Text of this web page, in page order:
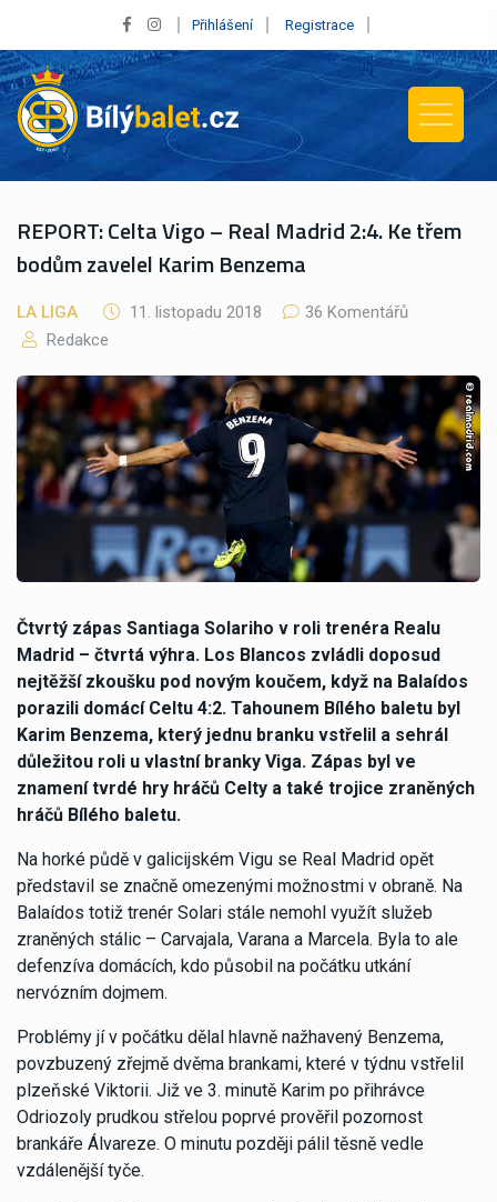
Přihlášení Registrace
REPORT: Celta Vigo – Real Madrid 2:4. Ke třem
bodům zavelel Karim Benzema
LA LIGA 11. listopadu 2018
36 Komentářů
Redakce
Čtvrtý zápas Santiaga Solariho v roli trenéra Realu
Madrid – čtvrtá výhra. Los Blancos zvládli doposud
nejtěžší zkoušku pod novým koučem, když na Balaídos
porazili domácí Celtu 4:2. Tahounem Bílého baletu byl
Karim Benzema, který jednu branku vstřelil a sehrál
důležitou roli u vlastní branky Viga. Zápas byl ve
znamení tvrdé hry hráčů Celty a také trojice zraněných
hráčů Bílého baletu.
Na horké půdě v galicijském Vigu se Real Madrid opět
představil se značně omezenými možnostmi v obraně. Na
Balaídos totiž trenér Solari stále nemohl využít služeb
zraněných stálic – Carvajala, Varana a Marcela. Byla to ale
defenzíva domácích, kdo působil na počátku utkání
nervózním dojmem.
Problémy jí v počátku dělal hlavně nažhavený Benzema,
povzbuzený zřejmě dvěma brankami, které v týdnu vstřelil
plzeňské Viktorii. Již ve 3. minutě Karim po přihrávce
Odriozoly prudkou střelou poprvé prověřil pozornost
brankáře Álvareze. O minutu později pálil těsně vedle
vzdálenější tyče.